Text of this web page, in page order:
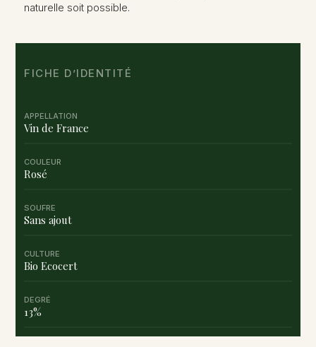
naturelle soit possible.
FICHE D’IDENTITÉ
APPELLATION
Vin de France
COULEUR
Rosé
SOUFRE
Sans ajout
CULTURE
Bio Ecocert
DEGRÉ
13%